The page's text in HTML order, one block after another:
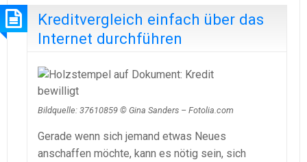
Kreditvergleich einfach über das
Internet durchführen
Bildquelle: 37610859 © Gina Sanders – Fotolia.com
Gerade wenn sich jemand etwas Neues
anschaffen möchte, kann es nötig sein, sich